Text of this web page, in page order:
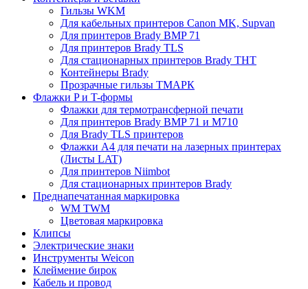
Гильзы WKM
Для кабельных принтеров Canon MK, Supvan
Для принтеров Brady BMP 71
Для принтеров Brady TLS
Для стационарных принтеров Brady THT
Контейнеры Brady
Прозрачные гильзы ТМАРК
Флажки P и T-формы
Флажки для термотрансферной печати
Для принтеров Brady BMP 71 и M710
Для Brady TLS принтеров
Флажки A4 для печати на лазерных принтерах
(Листы LAT)
Для принтеров Niimbot
Для стационарных принтеров Brady
Преднапечатанная маркировка
WM TWM
Цветовая маркировка
Клипсы
Электрические знаки
Инструменты Weicon
Клеймение бирок
Кабель и провод